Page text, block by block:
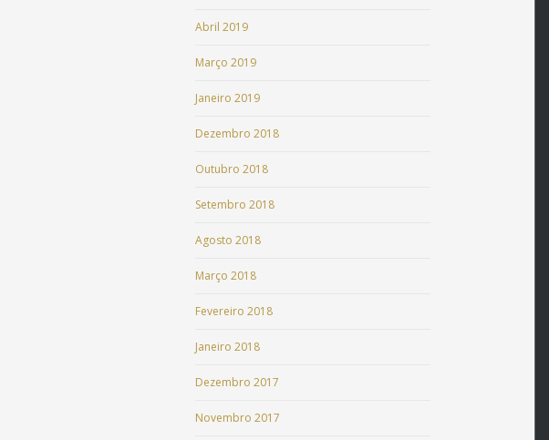
Abril 2019
Março 2019
Janeiro 2019
Dezembro 2018
Outubro 2018
Setembro 2018
Agosto 2018
Março 2018
Fevereiro 2018
Janeiro 2018
Dezembro 2017
Novembro 2017